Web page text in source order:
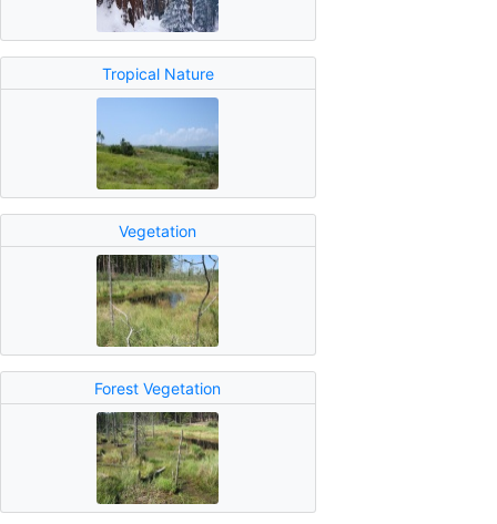
Tropical Nature
Vegetation
Forest Vegetation